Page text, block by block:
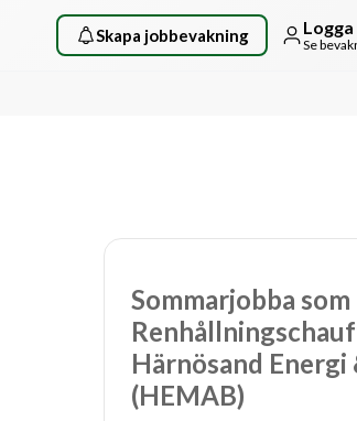
Skapa jobbevakning Logga
Se
Sommarjobba som
Härnösand Energi
(HEMAB)